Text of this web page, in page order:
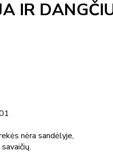
IR
nėra sandėlyje,